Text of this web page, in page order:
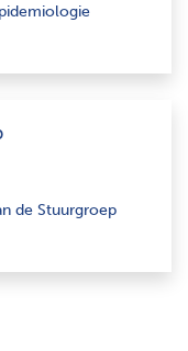
de Stuurgroep